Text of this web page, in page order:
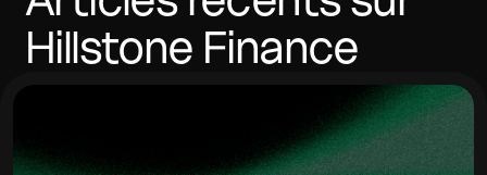
Hillstone Finance